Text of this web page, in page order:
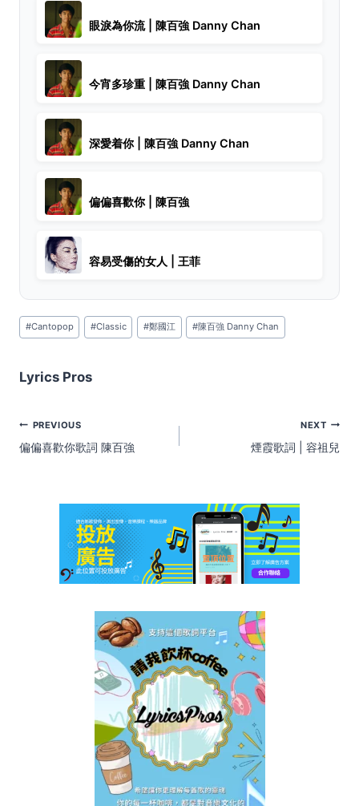
眼淚為你流 | 陳百強 Danny Chan
今宵多珍重 | 陳百強 Danny Chan
深愛着你 | 陳百強 Danny Chan
偏偏喜歡你 | 陳百強
容易受傷的女人 | 王菲
Post
Tags:
#Cantopop #Classic #鄭國江 #陳百強 Danny Chan
Lyrics Pros
Post
navigation
PREVIOUS
偏偏喜歡你歌詞 陳百強
NEXT
煙霞歌詞 | 容祖兒